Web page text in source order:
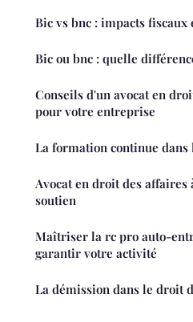
Bic vs bnc : impacts
Bic ou bnc : quelle
Conseils d'un avocat en
pour votre entreprise
La formation continue
Avocat en droit des affaires
soutien
Maîtriser la rc pro auto-
garantir votre activité
La démission dans le droit